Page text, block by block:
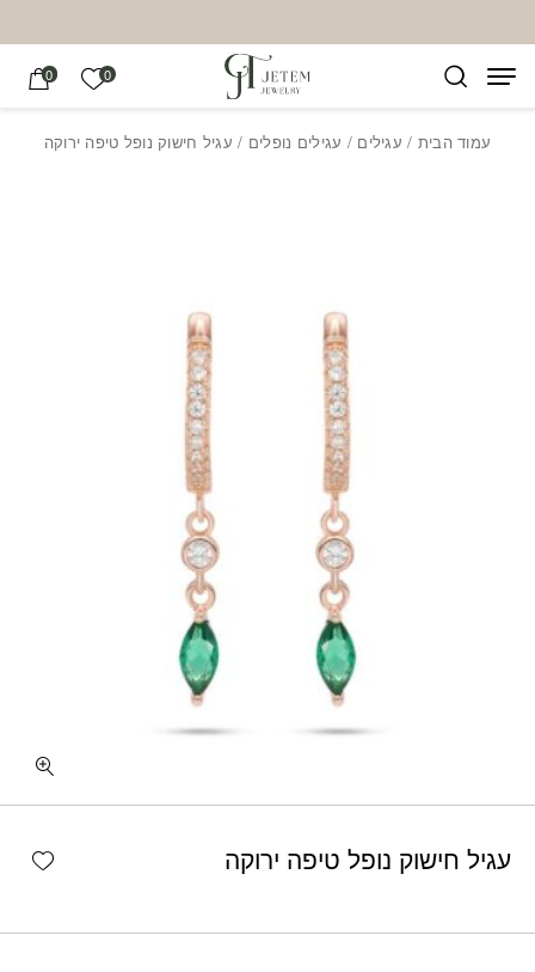
0 הרשימה
0
עמוד הבית / עגילים / עגילים נופלים / עגיל חישוק נופל טיפה ירוקה
עגיל חישוק נופל טיפה ירוקה